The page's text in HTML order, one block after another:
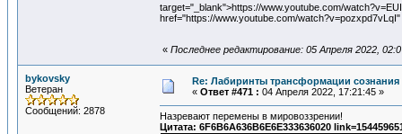
target="_blank">https://www.youtube.com/
href="https://www.youtube.com/
« Последнее редактирование: 05 Апреля 2022,
bykovsky
Ветеран
Сообщений: 2878
Re: Лабиринты трансформации сознания
« Ответ #471 : 04 Апреля 2022, 17:21:45 »
Назревают перемены в мировоззрении!
Цитата: 6F6B6A636B6E6E333636020